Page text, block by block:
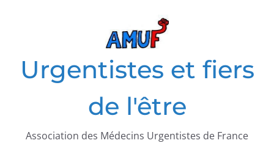
Urgentistes et fiers
de l'être
Association des Médecins Urgentistes de France